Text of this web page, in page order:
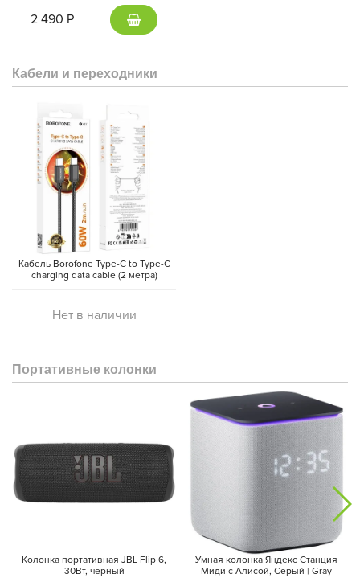
2 490 Р
Кабели и переходники
Кабель Borofone Type-C to Type-C
charging data cable (2 метра)
Нет в наличии
Портативные колонки
Колонка портативная JBL Flip 6,
30Вт, черный
Умная колонка Яндекс Станция
Миди с Алисой, Cерый | Gray